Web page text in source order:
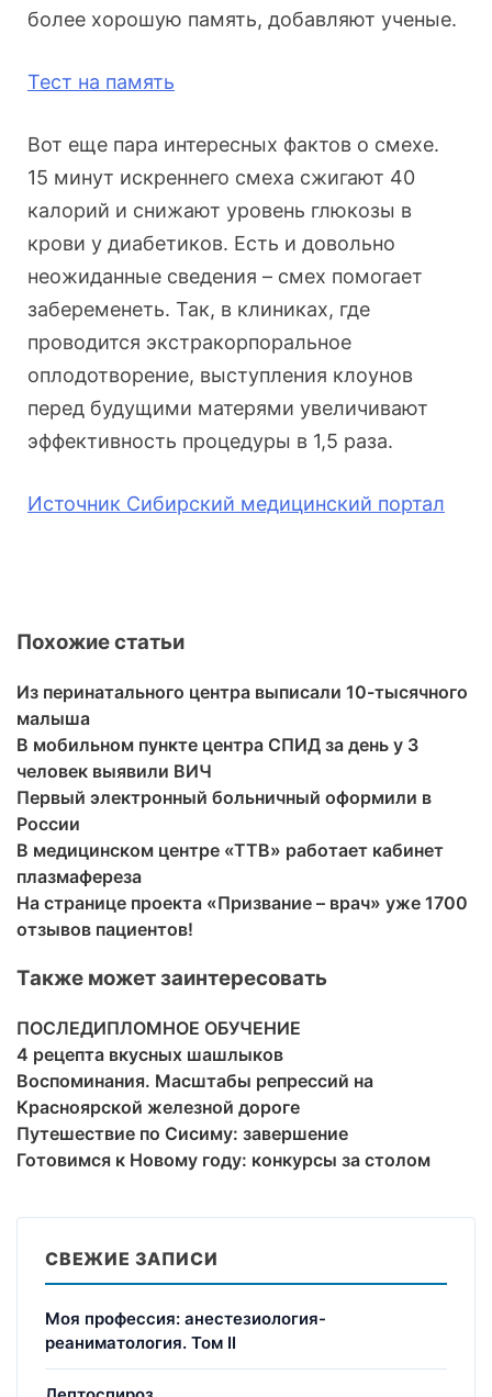
более хорошую память, добавляют ученые.
Тест на память
Вот еще пара интересных фактов о смехе.
15 минут искреннего смеха сжигают 40
калорий и снижают уровень глюкозы в
крови у диабетиков. Есть и довольно
неожиданные сведения – смех помогает
забеременеть. Так, в клиниках, где
проводится экстракорпоральное
оплодотворение, выступления клоунов
перед будущими матерями увеличивают
эффективность процедуры в 1,5 раза.
Источник Сибирский медицинский портал
Похожие статьи
Из перинатального центра выписали 10-тысячного
малыша
В мобильном пункте центра СПИД за день у 3
человек выявили ВИЧ
Первый электронный больничный оформили в
России
В медицинском центре «ТТВ» работает кабинет
плазмафереза
На странице проекта «Призвание – врач» уже 1700
отзывов пациентов!
Также может заинтересовать
ПОСЛЕДИПЛОМНОЕ ОБУЧЕНИЕ
4 рецепта вкусных шашлыков
Воспоминания. Масштабы репрессий на
Красноярской железной дороге
Путешествие по Сисиму: завершение
Готовимся к Новому году: конкурсы за столом
СВЕЖИЕ ЗАПИСИ
Моя профессия: анестезиология-
реаниматология. Том II